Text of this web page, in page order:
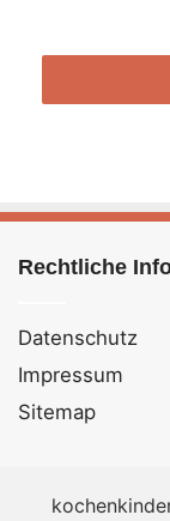
beschrieben
dies tun
Abschnitt
Spargelspitzen
gehackte
Rechtliche
Datenschutz
Impressum
Sitemap